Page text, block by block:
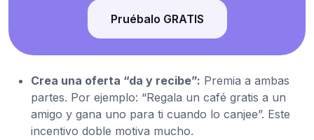
Pruébalo GRATIS
Crea una oferta “da y recibe”: Premia a ambas
partes. Por ejemplo: “Regala un café gratis a un
amigo y gana uno para ti cuando lo canjee”. Este
incentivo doble motiva mucho.